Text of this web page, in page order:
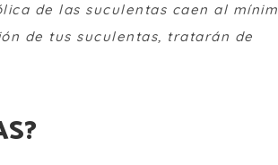
de las suculentas caen al
de tus suculentas, tratarán de